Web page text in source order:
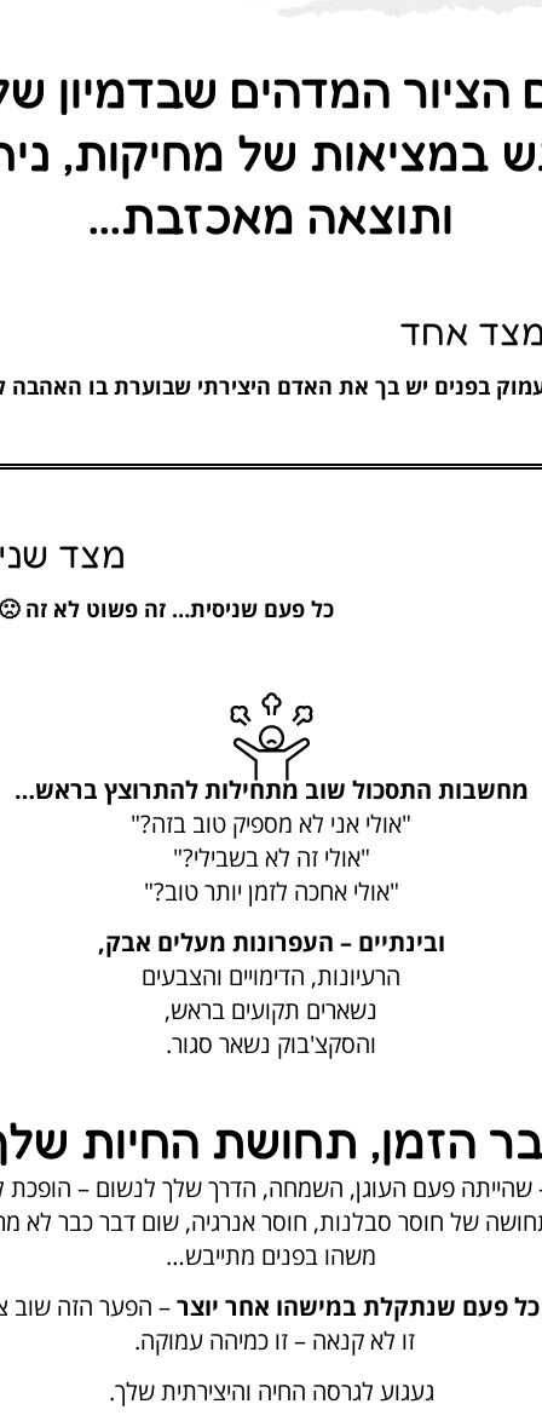
הציור המדהים שבדמיון
במציאות של מחיקות,
ותוצאה מאכזבת...
מצד אחד
בפנים יש בך את האדם היצירתי שבוערת בו האהבה
מצד שני
כל פעם שניסית… זה פשוט לא זה 🙁
מחשבות התסכול שוב מתחילות להתרוצץ בראש…
"אולי אני לא מספיק טוב בזה?"
"אולי זה לא בשבילי?"
"אולי אחכה לזמן יותר טוב?"
ובינתיים – העפרונות מעלים אבק,
הרעיונות, הדימויים והצבעים
נשארים תקועים בראש,
והסקצ'בוק נשאר סגור.
הזמן, תחושת החיות
שהייתה פעם העוגן, השמחה, הדרך שלך לנשום – הופכת
של חוסר סבלנות, חוסר אנרגיה, שום דבר כבר לא
משהו בפנים מתייבש…
כל פעם שנתקלת במישהו אחר יוצר– הפער הזה שוב
זו לא קנאה – זו כמיהה עמוקה.
געגוע לגרסה החיה והיצירתית שלך.